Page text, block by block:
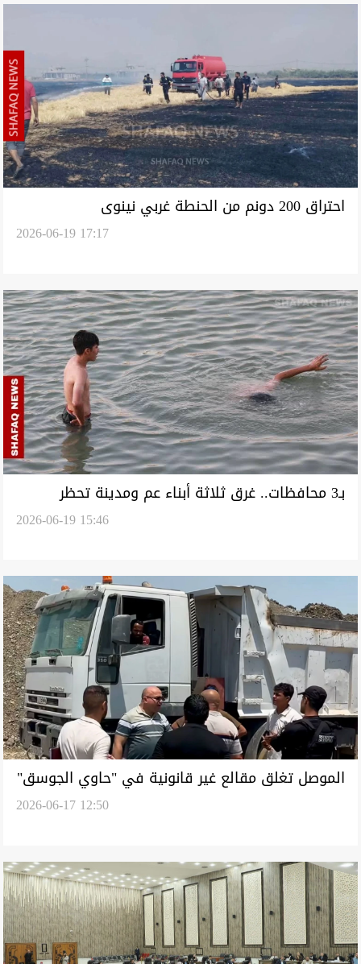
احتراق 200 دونم من الحنطة غربي نينوى
2026-06-19 17:17
بـ3 محافظات.. غرق ثلاثة أبناء عم ومدينة تحظر
2026-06-19 15:46
الموصل تغلق مقالع غير قانونية في "حاوي الجوسق"
2026-06-17 12:50